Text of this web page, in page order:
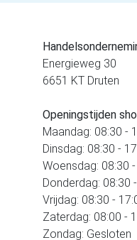
Energieweg 30
6651 KT Druten
Openingstijden
Maandag: 08:30 -
Dinsdag: 08:30 -
Woensdag: 08:30
Donderdag: 08:30
Vrijdag: 08:30 -
Zaterdag: 08:00 -
Zondag: Gesloten